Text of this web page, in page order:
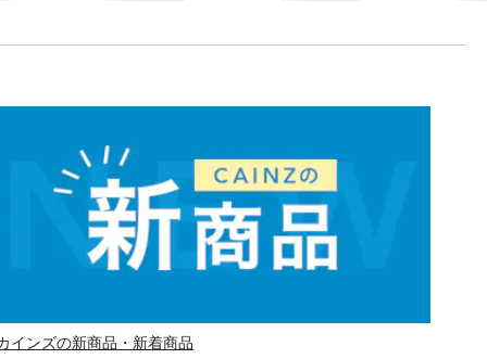
インズの新商品・新着商品